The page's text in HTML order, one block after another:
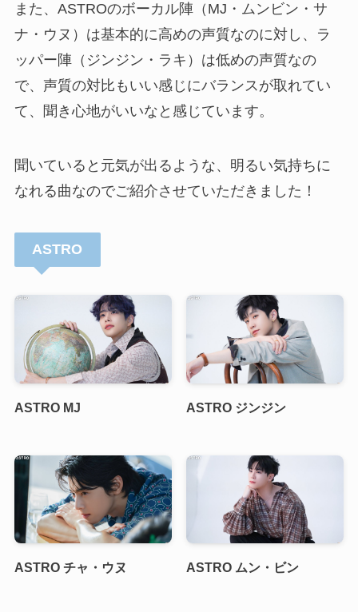
また、ASTROのボーカル陣（MJ・ムンビン・サ
ナ・ウヌ）は基本的に高めの声質なのに対し、ラ
ッパー陣（ジンジン・ラキ）は低めの声質なの
で、声質の対比もいい感じにバランスが取れてい
て、聞き心地がいいなと感じています。
聞いていると元気が出るような、明るい気持ちに
なれる曲なのでご紹介させていただきました！
ASTRO
ASTRO MJ ASTRO ジンジン
ASTRO チャ・ウヌ ASTRO ムン・ビン